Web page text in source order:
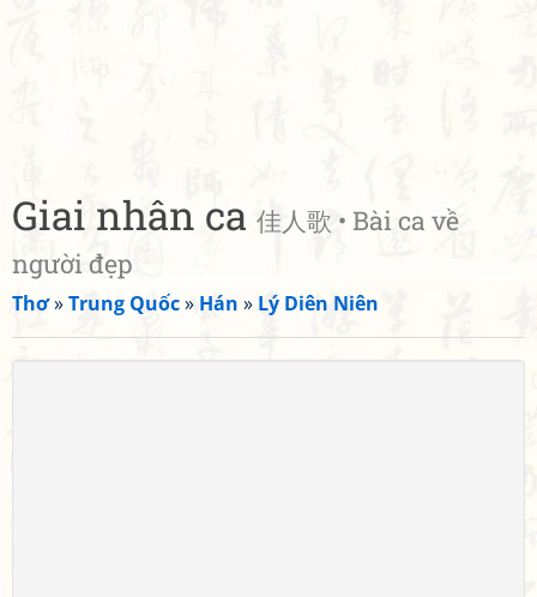
Giai nhân ca 佳人歌 • Bài ca về
người đẹp
Thơ»Trung Quốc» Hán » Lý Diên Niên